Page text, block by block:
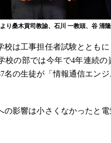
り桑木貢司教諭、石川 一教頭、谷 清
は工事担任者試験ととも
校の部では今年で4年連続
名の生徒が「情報通信エン
影響は小さくなかったと